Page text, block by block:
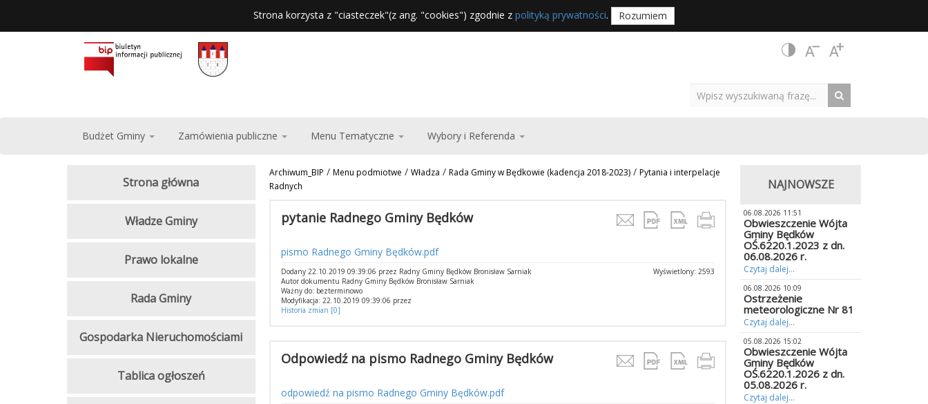
Strona korzysta z "ciasteczek"(z ang. "cookies") zgodnie z polityką prywatności. Rozumiem
Budżet Gminy Zamówienia publiczne Menu Tematyczne Wybory i Referenda
Archiwum_BIP / Menu podmiotwe / Władza / Rada Gminy w Będkowie (kadencja 2018-2023)/ Pytania i interpelacje
Radnych
pytanie Radnego Gminy Będków
pismo Radnego Gminy Będków.pdf
Wyświetlony: 2593
Dodany 22.10.2019 09:39:06 przez Radny Gminy Będków Bronisław Sarniak
Autor dokumentu Radny Gminy Będków Bronisław Sarniak
Ważny do: bezterminowo
Modyfikacja: 22.10.2019 09:39:06 przez
Historia zmian [0]
Odpowiedź na pismo Radnego Gminy Będków
odpowiedź na pismo Radnego Gminy Będków.pdf
Strona główna
Władze Gminy
Prawo lokalne
Rada Gminy
Gospodarka Nieruchomościami
Tablica ogłoszeń
NAJNOWSZE
06.08.2026 11:51
Obwieszczenie Wójta
Gminy Będków
OŚ.6220.1.2023 z dn.
06.08.2026 r.
Czytaj dalej...
06.08.2026 10:09
Ostrzeżenie
meteorologiczne Nr 81
Czytaj dalej...
05.08.2026 15:02
Obwieszczenie Wójta
Gminy Będków
OŚ.6220.1.2026 z dn.
05.08.2026 r.
Czytaj dalej...